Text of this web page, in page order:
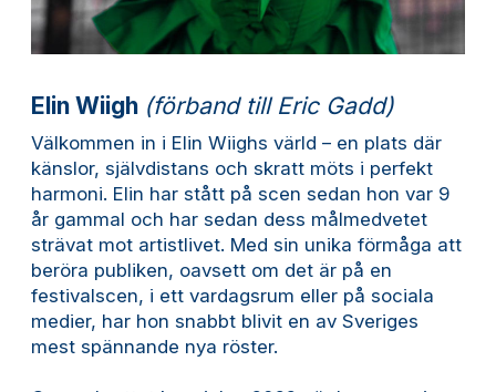
Elin Wiigh (förband till Eric Gadd)
Välkommen in i Elin Wiighs värld – en plats där
känslor, självdistans och skratt möts i perfekt
harmoni. Elin har stått på scen sedan hon var 9
år gammal och har sedan dess målmedvetet
strävat mot artistlivet. Med sin unika förmåga att
beröra publiken, oavsett om det är på en
festivalscen, i ett vardagsrum eller på sociala
medier, har hon snabbt blivit en av Sveriges
mest spännande nya röster.